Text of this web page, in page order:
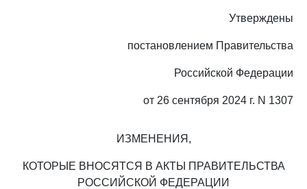
Утверждены
постановлением Правительства
Российской Федерации
от 26 сентября 2024 г. N 1307
ИЗМЕНЕНИЯ,
КОТОРЫЕ ВНОСЯТСЯ В АКТЫ ПРАВИТЕЛЬСТВА
РОССИЙСКОЙ ФЕДЕРАЦИИ